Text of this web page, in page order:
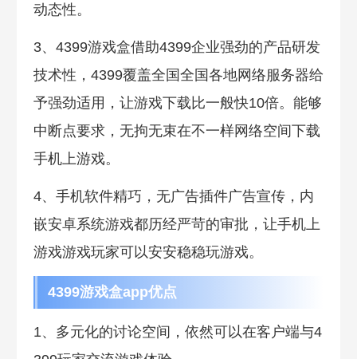
动态性。
3、4399游戏盒借助4399企业强劲的产品研发
技术性，4399覆盖全国全国各地网络服务器给
予强劲适用，让游戏下载比一般快10倍。能够
中断点要求，无拘无束在不一样网络空间下载
手机上游戏。
4、手机软件精巧，无广告插件广告宣传，内
嵌安卓系统游戏都历经严苛的审批，让手机上
游戏游戏玩家可以安安稳稳玩游戏。
4399游戏盒app优点
1、多元化的讨论空间，依然可以在客户端与4